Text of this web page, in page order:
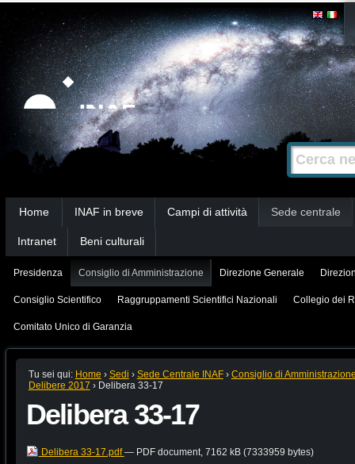
Strumenti
personali
Salta
contenuti.
|
Salta
alla
navigazione
Cerca nel
Ricerca
avanzata…
Home INAF in breve Campi di attività Sede centrale
Intranet Beni culturali
Presidenza Consiglio di Amministrazione Direzione Generale
Consiglio Scientifico Raggruppamenti Scientifici Nazionali Collegio dei
Comitato Unico di Garanzia
Tu sei qui: Home › Sedi › Sede Centrale INAF › Consiglio di
Delibere 2017 › Delibera 33-17
Delibera 33-17
Delibera 33-17.pdf— PDF document, 7162 kB (7333959 bytes)